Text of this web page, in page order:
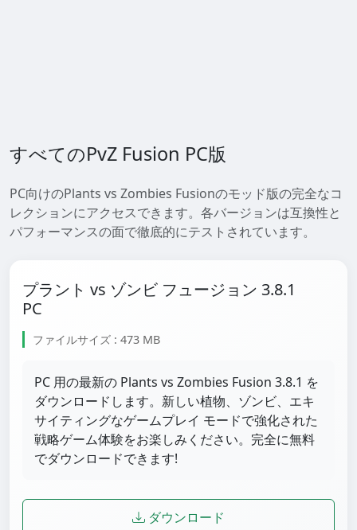
すべてのPvZ Fusion PC版
PC向けのPlants vs Zombies Fusionのモッド版の完全なコ
レクションにアクセスできます。各バージョンは互換性と
パフォーマンスの面で徹底的にテストされています。
プラント vs ゾンビ フュージョン 3.8.1
PC
ファイルサイズ : 473 MB
PC 用の最新の Plants vs Zombies Fusion 3.8.1 を
ダウンロードします。新しい植物、ゾンビ、エキ
サイティングなゲームプレイ モードで強化された
戦略ゲーム体験をお楽しみください。完全に無料
でダウンロードできます!
ダウンロード